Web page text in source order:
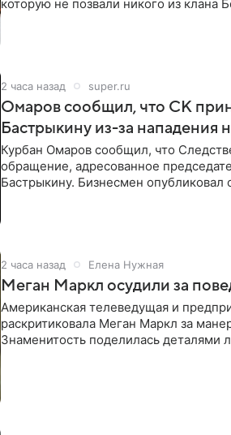
которую не позвали никого из клана
2 часа назад super.ru
Омаров сообщил, что СК
Бастрыкину из-за нападения
Курбан Омаров сообщил, что
обращение, адресованное
Бастрыкину. Бизнесмен
2 часа назад Елена Нужная
Меган Маркл осудили за
Американская телеведущая и
раскритиковала Меган Маркл за
Знаменитость поделилась деталями